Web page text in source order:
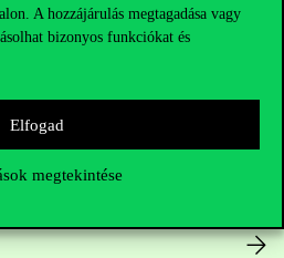
A hozzájárulás megtagadása vagy
bizonyos funkciókat és
Elfogad
megtekintése